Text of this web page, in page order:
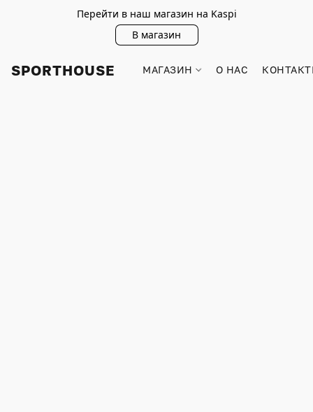
Перейти в наш магазин на Kaspi
В магазин
SPORTHOUSE МАГАЗИН О НАС